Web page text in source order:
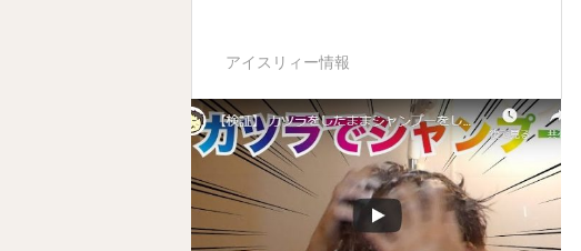
アイスリィー情報